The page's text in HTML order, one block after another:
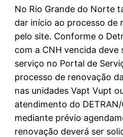
No Rio Grande do Norte
dar início ao processo de
pelo site. Conforme o
com a CNH vencida deve
serviço no Portal de
processo de renovação
nas unidades Vapt Vupt
atendimento do DETRAN/
mediante prévio
renovação deverá ser